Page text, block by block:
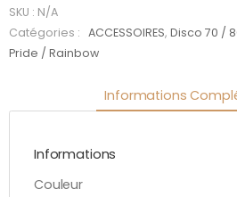
Couleurs)
SKU : N/A
Catégories :
ACCESSOIRES,Disco 70 /
Pride / Rainbow
Informations
Informations
Couleur